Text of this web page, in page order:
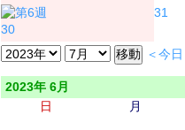
30
31
＜今
2023年 6月
日
月